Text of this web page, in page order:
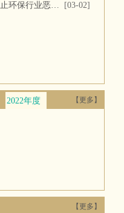
环境商会关于遏止环保行业恶性竞争的提案
[03-02]
2022年度 2021年度 2020年度
【更多】
【更多】